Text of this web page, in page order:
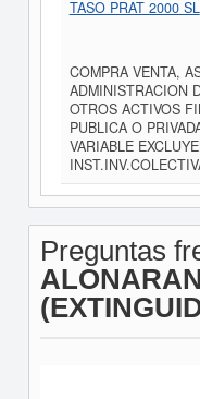
TASO PRAT 2000 SL
COMPRA VENTA,
ADMINISTRACION
OTROS ACTIVOS
PUBLICA O
VARIABLE
Preguntas